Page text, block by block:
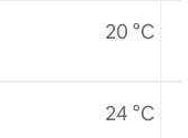
20 °C
24 °C